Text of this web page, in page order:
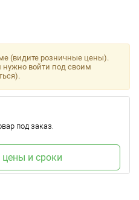
(видите розничные цены).
нужно войти под своим
под заказ.
и сроки